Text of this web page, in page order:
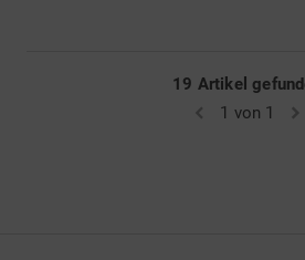
19 Artikel
1 von 1